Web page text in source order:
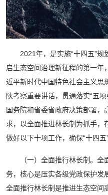
2021年，是实施“十四五”规
启生态空间治理新征程的第一年
近平新时代中国特色社会主义思
陕考察重要讲话，贯通落实“五
国务院和省委省政府决策部署
求，以全面推进林长制为抓手，
做好以下十项工作，确保“十四五
（一）全面推行林长制。全
务，核心是压实各级党政保护发
全面推行林长制是推进生态空间